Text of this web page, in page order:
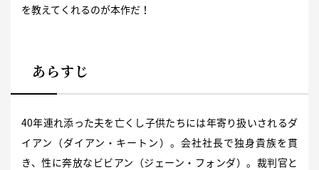
を教えてくれるのが本作だ！
あらすじ
40年連れ添った夫を亡くし子供たちには年寄り扱いされるダ
イアン（ダイアン・キートン）。会社社長で独身貴族を貫
き、性に奔放なビビアン（ジェーン・フォンダ）。裁判官と